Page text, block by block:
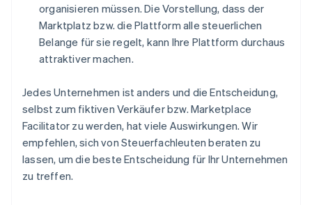
organisieren müssen. Die Vorstellung, dass der
Marktplatz bzw. die Plattform alle steuerlichen
Belange für sie regelt, kann Ihre Plattform durchaus
attraktiver machen.
Jedes Unternehmen ist anders und die Entscheidung,
selbst zum fiktiven Verkäufer bzw. Marketplace
Facilitator zu werden, hat viele Auswirkungen. Wir
empfehlen, sich von Steuerfachleuten beraten zu
lassen, um die beste Entscheidung für Ihr Unternehmen
zu treffen.